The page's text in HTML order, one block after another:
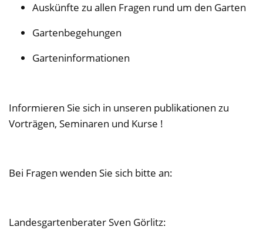
Auskünfte zu allen Fragen rund um den Garten
Gartenbegehungen
Garteninformationen
Informieren Sie sich in unseren publikationen zu
Vorträgen, Seminaren und Kurse !
Bei Fragen wenden Sie sich bitte an:
Landesgartenberater Sven Görlitz: